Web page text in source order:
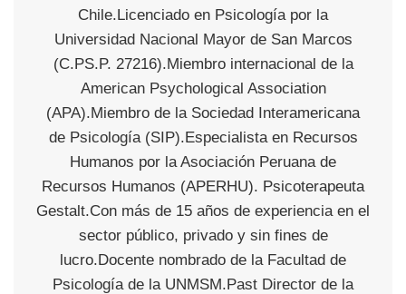
Chile.Licenciado en Psicología por la
Universidad Nacional Mayor de San Marcos
(C.PS.P. 27216).Miembro internacional de la
American Psychological Association
(APA).Miembro de la Sociedad Interamericana
de Psicología (SIP).Especialista en Recursos
Humanos por la Asociación Peruana de
Recursos Humanos (APERHU). Psicoterapeuta
Gestalt.Con más de 15 años de experiencia en el
sector público, privado y sin fines de
lucro.Docente nombrado de la Facultad de
Psicología de la UNMSM.Past Director de la